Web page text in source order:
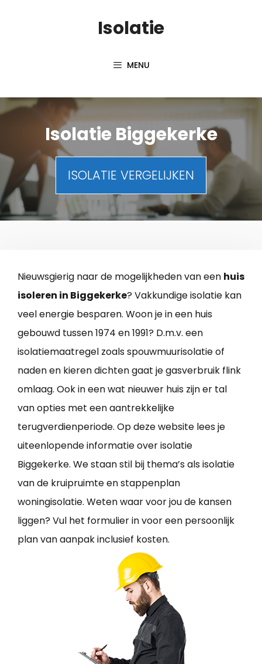
Isolatie
MENU
Isolatie Biggekerke
ISOLATIE VERGELIJKEN
Nieuwsgierig naar de mogelijkheden van een huis
isoleren in Biggekerke? Vakkundige isolatie kan
veel energie besparen. Woon je in een huis
gebouwd tussen 1974 en 1991? D.m.v. een
isolatiemaatregel zoals spouwmuurisolatie of
naden en kieren dichten gaat je gasverbruik flink
omlaag. Ook in een wat nieuwer huis zijn er tal
van opties met een aantrekkelijke
terugverdienperiode. Op deze website lees je
uiteenlopende informatie over isolatie
Biggekerke. We staan stil bij thema’s als isolatie
van de kruipruimte en stappenplan
woningisolatie. Weten waar voor jou de kansen
liggen? Vul het formulier in voor een persoonlijk
plan van aanpak inclusief kosten.